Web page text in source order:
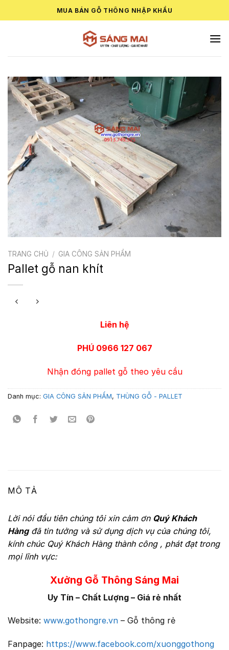
to
MUA BÁN GỖ THÔNG NHẬP KHẨU
TRANG CHỦ / GIA CÔNG SẢN PHẨM
Pallet gỗ nan khít
Liên hệ
PHÚ 0966 127 067
Nhận đóng pallet gỗ theo yêu cầu
Danh mục: GIA CÔNG SẢN PHẨM, THÙNG GỖ - PALLET
MÔ TẢ
Lời nói đầu tiên chúng tôi xin cảm ơn Quý Khách
Hàngđã tin tưởng và sử dụng dịch vụ của chúng tôi,
kính chúc Quý Khách Hàng thành công , phát đạt trong
mọi lĩnh vực:
Xưởng Gỗ Thông Sáng Mai
Uy Tín – Chất Lượng – Giá rẻ nhất
Website: www.gothongre.vn – Gỗ thông rẻ
Fanpage: https://www.facebook.com/xuonggothong